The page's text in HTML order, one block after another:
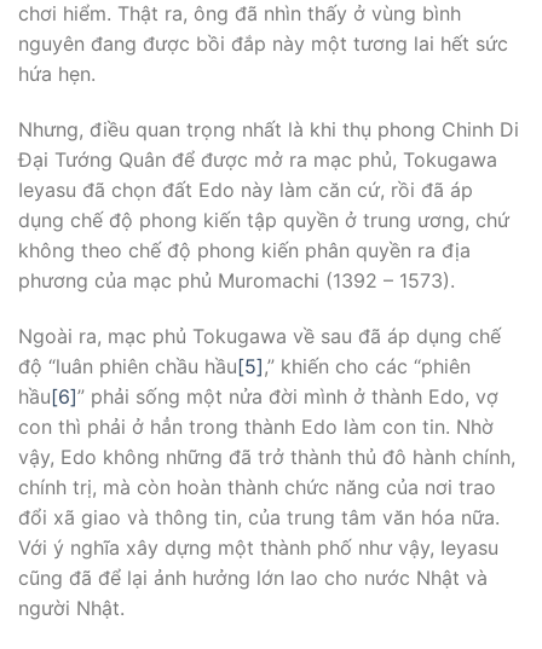
chơi hiểm. Thật ra, ông đã nhìn thấy ở vùng bình
nguyên đang được bồi đắp này một tương lai hết sức
hứa hẹn.
Nhưng, điều quan trọng nhất là khi thụ phong Chinh Di
Ðại Tướng Quân để được mở ra mạc phủ, Tokugawa
Ieyasu đã chọn đất Edo này làm căn cứ, rồi đã áp
dụng chế độ phong kiến tập quyền ở trung ương, chứ
không theo chế độ phong kiến phân quyền ra địa
phương của mạc phủ Muromachi (1392 – 1573).
Ngoài ra, mạc phủ Tokugawa về sau đã áp dụng chế
độ “luân phiên chầu hầu[5] ,” khiến cho các “phiên
hầu[6]” phải sống một nửa đời mình ở thành Edo, vợ
con thì phải ở hẳn trong thành Edo làm con tin. Nhờ
vậy, Edo không những đã trở thành thủ đô hành chính,
chính trị, mà còn hoàn thành chức năng của nơi trao
đổi xã giao và thông tin, của trung tâm văn hóa nữa.
Với ý nghĩa xây dựng một thành phố như vậy, Ieyasu
cũng đã để lại ảnh hưởng lớn lao cho nước Nhật và
người Nhật.